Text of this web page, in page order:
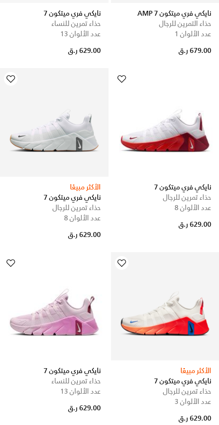
نايكي فري ميتكون 7 AMP
حذاء التمرين للرجال
عدد الألوان 1
679.00 ر.ق
نايكي فري ميتكون 7
حذاء تمرين للنساء
عدد الألوان 13
629.00 ر.ق
نايكي فري ميتكون 7
حذاء تمرين للرجال
عدد الألوان 8
629.00 ر.ق
الأكثر مبيعًا
نايكي فري ميتكون 7
حذاء تمرين للرجال
عدد الألوان 8
629.00 ر.ق
الأكثر مبيعًا
نايكي فري ميتكون 7
حذاء تمرين للرجال
عدد الألوان 3
629.00 ر.ق
نايكي فري ميتكون 7
حذاء تمرين للنساء
عدد الألوان 13
629.00 ر.ق